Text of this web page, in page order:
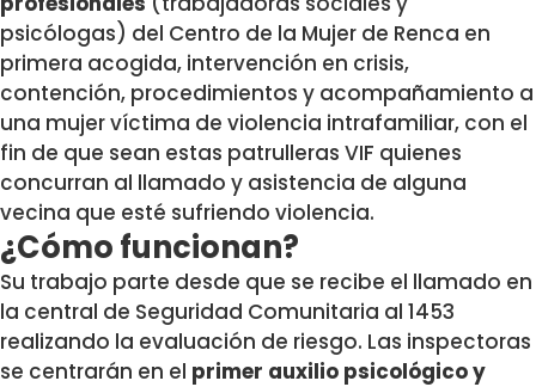
psicólogas) del Centro de la Mujer de Renca en
primera acogida, intervención en crisis,
contención, procedimientos y acompañamiento a
una mujer víctima de violencia intrafamiliar, con el
fin de que sean estas patrulleras VIF quienes
concurran al llamado y asistencia de alguna
vecina que esté sufriendo violencia.
¿Cómo funcionan?
Su trabajo parte desde que se recibe el llamado en
la central de Seguridad Comunitaria al 1453
realizando la evaluación de riesgo. Las inspectoras
se centrarán en el primer auxilio psicológico y